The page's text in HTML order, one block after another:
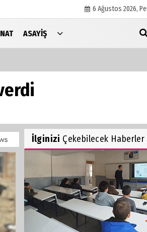
6 Ağustos 2026,
ASAYIŞ
İlginizi Çekebilecek Haberler